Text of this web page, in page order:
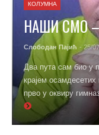
КОЛУМНА
НАШИ СМО
Слободан Пајић - 25/
Два пута сам био у
крајем
прво у оквиру